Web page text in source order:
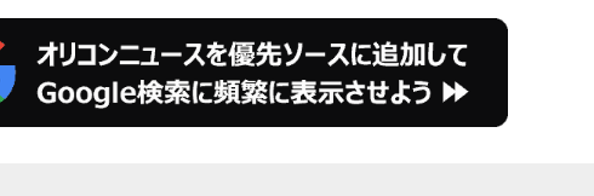
がなかった!だから、すごくうれしい
もないと若い子と会わないじゃな
ファンで会いたかった!」とうれしそ